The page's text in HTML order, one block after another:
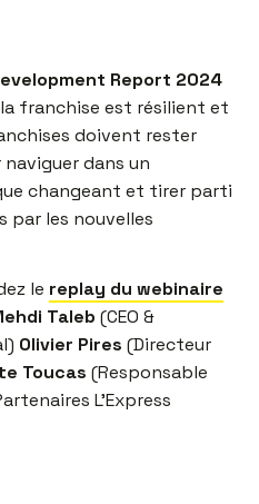
Report 2024
franchise est résilient et
doivent rester
dans un
changeant et tirer parti
les nouvelles
le replay du webinaire
Taleb (CEO &
Olivier Pires (Directeur
Toucas (Responsable
L'Express